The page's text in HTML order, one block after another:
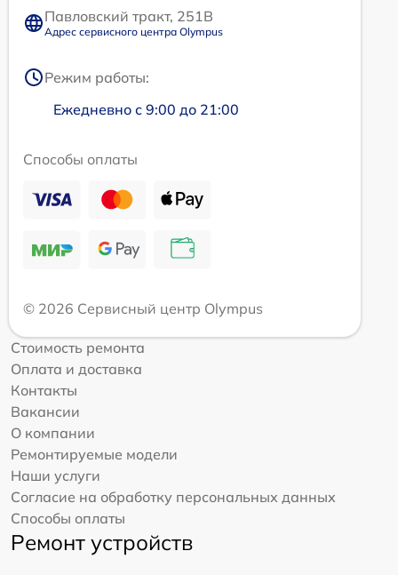
Павловский тракт, 251В
Адрес сервисного центра Olympus
Режим работы:
Ежедневно с 9:00 до 21:00
Способы оплаты
© 2026 Сервисный центр Olympus
Стоимость ремонта
Оплата и доставка
Контакты
Вакансии
О компании
Ремонтируемые модели
Наши услуги
Согласие на обработку персональных данных
Способы оплаты
Ремонт устройств